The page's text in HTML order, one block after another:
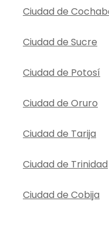
Ciudad de
Ciudad de Sucre
Ciudad de Potosí
Ciudad de Oruro
Ciudad de Tarija
Ciudad de Trinidad
Ciudad de Cobija